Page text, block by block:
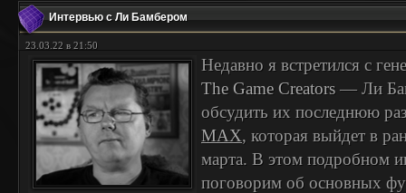
Интервью с Ли Бамбером
23.03.22 в 21:50
Недавно я встретился с
The Game Creators — Ли
обсудить их последнюю
MAX, которая выйдет в
марта. В этом подробном
поговорим об основных